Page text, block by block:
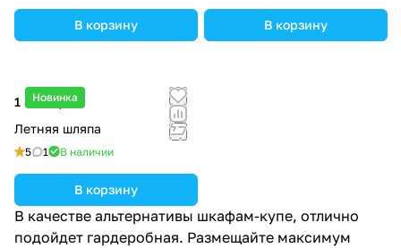
В корзину В корзину
Новинка
1 800 ₽/шт
Летняя шляпа
5 1 В наличии
В корзину
В качестве альтернативы шкафам-купе, отлично
подойдет гардеробная. Размещайте максимум